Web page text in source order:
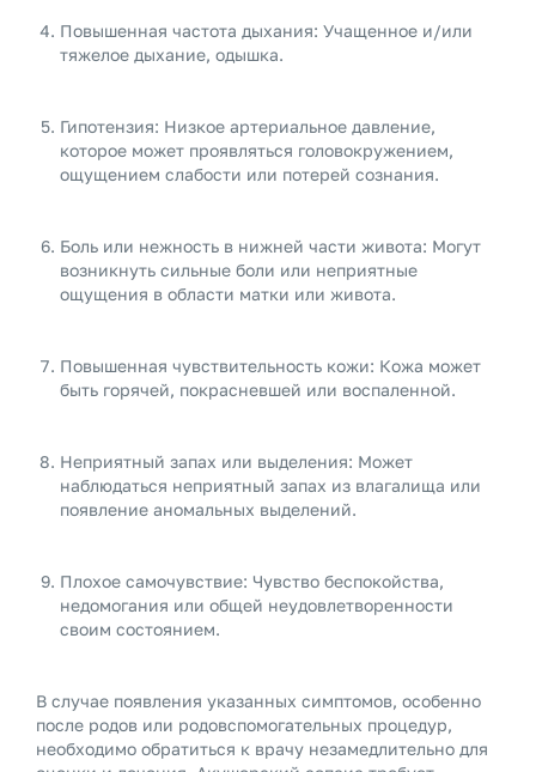
Повышенная частота дыхания: Учащенное и/или
тяжелое дыхание, одышка.
Гипотензия: Низкое артериальное давление,
которое может проявляться головокружением,
ощущением слабости или потерей сознания.
Боль или нежность в нижней части живота: Могут
возникнуть сильные боли или неприятные
ощущения в области матки или живота.
Повышенная чувствительность кожи: Кожа может
быть горячей, покрасневшей или воспаленной.
Неприятный запах или выделения: Может
наблюдаться неприятный запах из влагалища или
появление аномальных выделений.
Плохое самочувствие: Чувство беспокойства,
недомогания или общей неудовлетворенности
своим состоянием.
В случае появления указанных симптомов, особенно
после родов или родовспомогательных процедур,
необходимо обратиться к врачу незамедлительно для